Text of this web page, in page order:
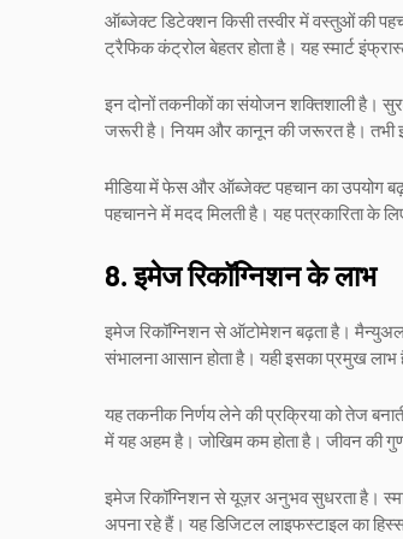
ऑब्जेक्ट डिटेक्शन किसी तस्वीर में वस्तुओं की
ट्रैफिक कंट्रोल बेहतर होता है। यह स्मार्ट
इन दोनों तकनीकों का संयोजन शक्तिशाली है।
जरूरी है। नियम और कानून की जरूरत है। तभी
मीडिया में फेस और ऑब्जेक्ट पहचान का उपयोग
पहचानने में मदद मिलती है। यह पत्रकारिता के
8. इमेज रिकॉग्निशन के लाभ
इमेज रिकॉग्निशन से ऑटोमेशन बढ़ता है।
संभालना आसान होता है। यही इसका प्रमुख लाभ
यह तकनीक निर्णय लेने की प्रक्रिया को तेज
में यह अहम है। जोखिम कम होता है। जीवन की
इमेज रिकॉग्निशन से यूज़र अनुभव सुधरता है।
अपना रहे हैं। यह डिजिटल लाइफस्टाइल का